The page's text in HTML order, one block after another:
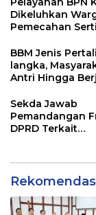
Dikeluhkan
Pemecahan
BBM Jenis
langka,
Antri Hingga
Sekda Jawab
Pemandangan
DPRD Terkait
2024